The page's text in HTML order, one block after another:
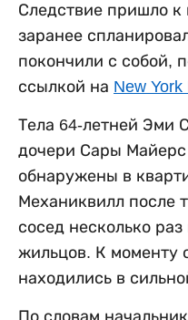
Следствие пришло
заранее
покончили с собой,
ссылкой на New York
Тела 64-летней Эми
дочери Сары
обнаружены в
Механиквилл после
сосед несколько
жильцов. К моменту
находились в